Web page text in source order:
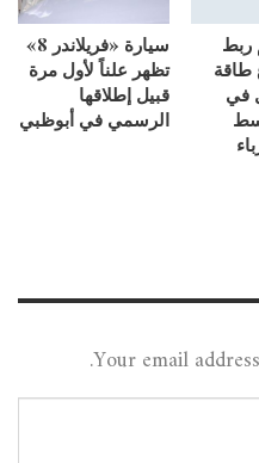
ربط
طاقة
في
سيارة «فريلاندر 8»
تظهر علناً لأول مرة
قبيل إطلاقها
الرسمي في أبوظبي
Your email